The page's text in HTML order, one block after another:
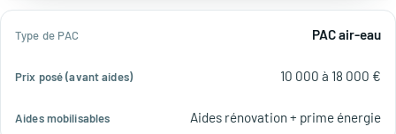
PAC air-eau
10 000 à 18 000 €
Aides rénovation + prime énergie